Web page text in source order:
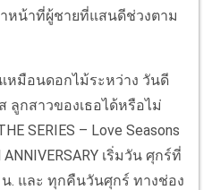
หน้าที่ผู้ชายที่แสนดีช่วงตาม
หมือนดอกไม้ระหว่าง วันดี
ลูกสาวของเธอได้หรือไม่
SERIES – Love Seasons
เริ่มวัน ศุกร์ที่
น. และ ทุกคืนวันศุกร์ ทางช่อง